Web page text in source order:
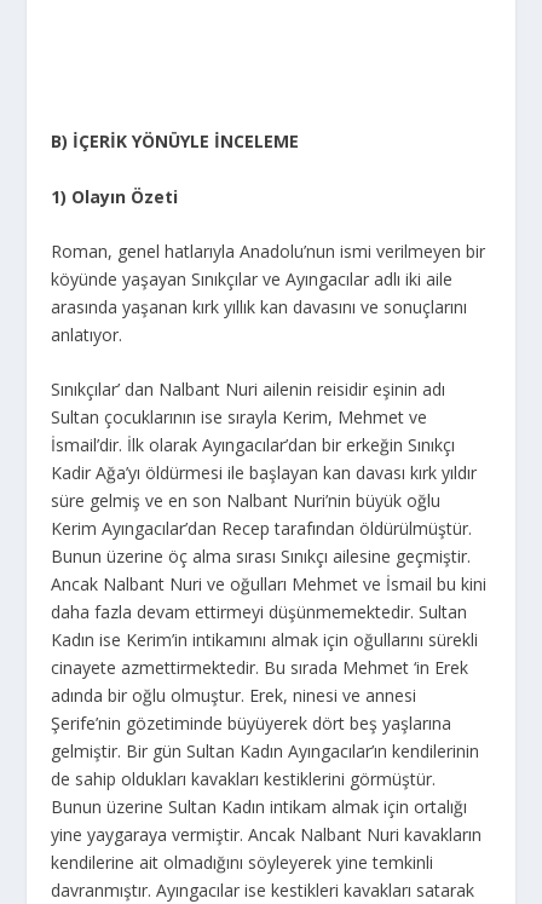
B) İÇERİK YÖNÜYLE İNCELEME
1) Olayın Özeti
Roman, genel hatlarıyla Anadolu’nun ismi verilmeyen bir
köyünde yaşayan Sınıkçılar ve Ayıngacılar adlı iki aile
arasında yaşanan kırk yıllık kan davasını ve sonuçlarını
anlatıyor.
Sınıkçılar’ dan Nalbant Nuri ailenin reisidir eşinin adı
Sultan çocuklarının ise sırayla Kerim, Mehmet ve
İsmail’dir. İlk olarak Ayıngacılar’dan bir erkeğin Sınıkçı
Kadir Ağa’yı öldürmesi ile başlayan kan davası kırk yıldır
süre gelmiş ve en son Nalbant Nuri’nin büyük oğlu
Kerim Ayıngacılar’dan Recep tarafından öldürülmüştür.
Bunun üzerine öç alma sırası Sınıkçı ailesine geçmiştir.
Ancak Nalbant Nuri ve oğulları Mehmet ve İsmail bu kini
daha fazla devam ettirmeyi düşünmemektedir. Sultan
Kadın ise Kerim’in intikamını almak için oğullarını sürekli
cinayete azmettirmektedir. Bu sırada Mehmet ‘in Erek
adında bir oğlu olmuştur. Erek, ninesi ve annesi
Şerife’nin gözetiminde büyüyerek dört beş yaşlarına
gelmiştir. Bir gün Sultan Kadın Ayıngacılar’ın kendilerinin
de sahip oldukları kavakları kestiklerini görmüştür.
Bunun üzerine Sultan Kadın intikam almak için ortalığı
yine yaygaraya vermiştir. Ancak Nalbant Nuri kavakların
kendilerine ait olmadığını söyleyerek yine temkinli
davranmıştır. Ayıngacılar ise kestikleri kavakları satarak